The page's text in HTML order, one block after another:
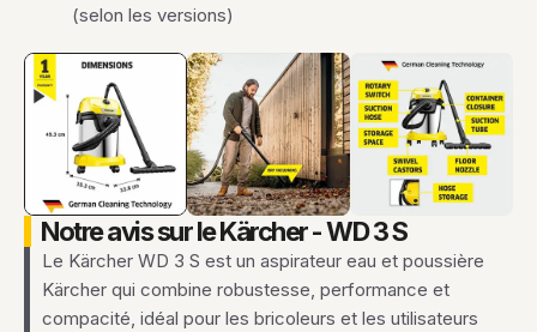
(selon les versions)
Notre avis sur le Kärcher - WD 3 S
Le Kärcher WD 3 S est un aspirateur eau et poussière
Kärcher qui combine robustesse, performance et
compacité, idéal pour les bricoleurs et les utilisateurs